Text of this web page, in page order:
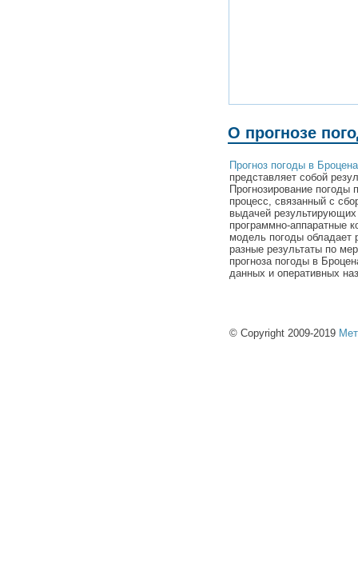
О прогнозе
Прогноз погоды в
представляет собой
Прогнозирование погоды
процесс, связанный с
выдачей
программно-аппаратные
модель погоды обладает
разные результаты по
прогноза погоды в
данных и оперативных
© Copyright 2009-2019